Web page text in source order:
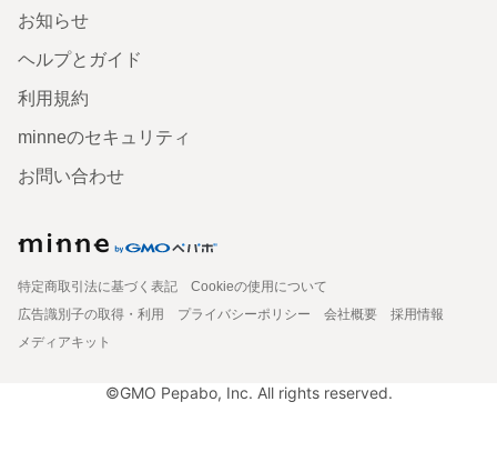
お知らせ
ヘルプとガイド
利用規約
minneのセキュリティ
お問い合わせ
特定商取引法に基づく表記
Cookieの使用について
広告識別子の取得・利用
プライバシーポリシー 会社概要
採用情報
メディアキット
©GMO Pepabo, Inc. All rights reserved.